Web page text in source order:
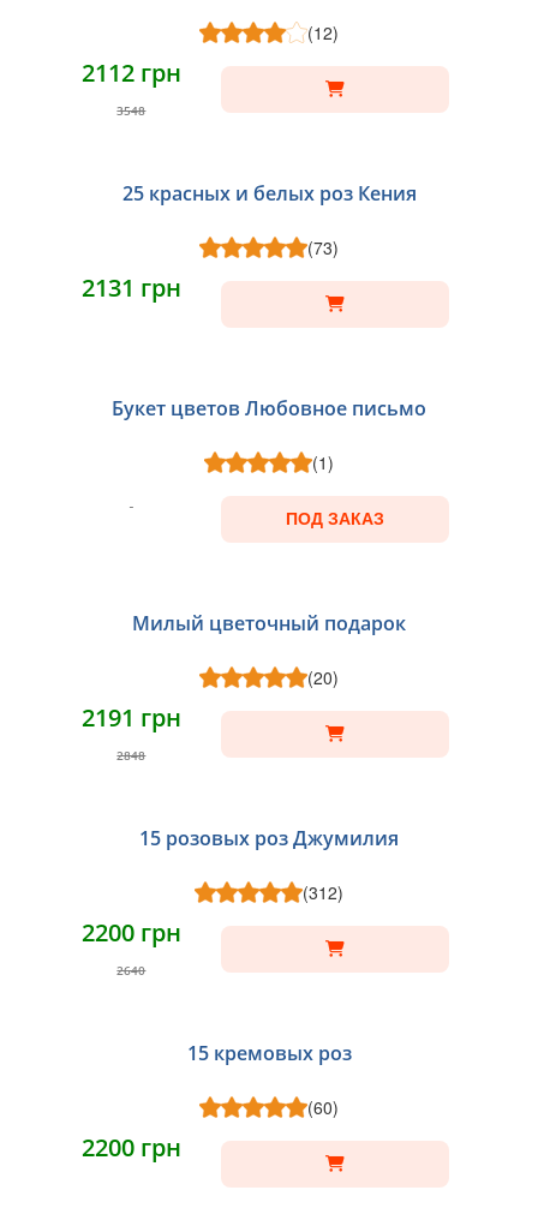
(12)
2112 грн
3548
25 красных и белых роз Кения
(73)
2131 грн
Букет цветов Любовное письмо
(1)
ПОД ЗАКАЗ
Милый цветочный подарок
(20)
2191 грн
2848
15 розовых роз Джумилия
(312)
2200 грн
2640
15 кремовых роз
(60)
2200 грн